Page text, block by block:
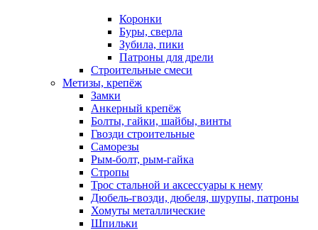
Коронки
Буры, сверла
Зубила, пики
Патроны для дрели
Строительные смеси
Метизы, крепёж
Замки
Анкерный крепёж
Болты, гайки, шайбы, винты
Гвозди строительные
Саморезы
Рым-болт, рым-гайка
Стропы
Трос стальной и аксессуары к нему
Дюбель-гвозди, дюбеля, шурупы, патроны
Хомуты металлические
Шпильки